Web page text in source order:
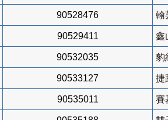
90528476 翰
90529411 鑫
90532035 豹
90533127 捷
90535011 賽